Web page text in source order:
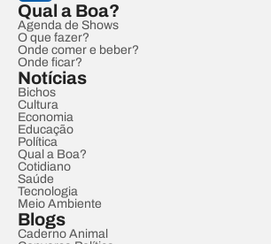
Qual a Boa?
Agenda de Shows
O que fazer?
Onde comer e beber?
Onde ficar?
Notícias
Bichos
Cultura
Economia
Educação
Política
Qual a Boa?
Cotidiano
Saúde
Tecnologia
Meio Ambiente
Blogs
Caderno Animal